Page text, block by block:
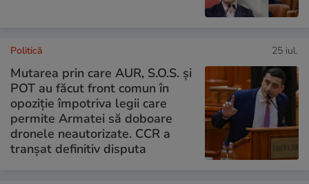
Politică 25 iul.
Mutarea prin care AUR, S.O.S. și
POT au făcut front comun în
opoziție împotriva legii care
permite Armatei să doboare
dronele neautorizate. CCR a
tranșat definitiv disputa